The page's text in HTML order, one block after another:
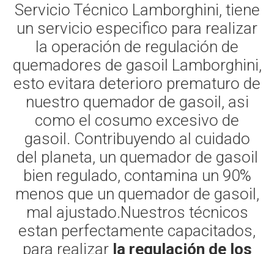
Servicio Técnico Lamborghini, tiene
un servicio especifico para realizar
la operación de regulación de
quemadores de gasoil Lamborghini,
esto evitara deterioro prematuro de
nuestro quemador de gasoil, asi
como el cosumo excesivo de
gasoil. Contribuyendo al cuidado
del planeta, un quemador de gasoil
bien regulado, contamina un 90%
menos que un quemador de gasoil,
mal ajustado.Nuestros técnicos
estan perfectamente capacitados,
para realizar la regulación de los